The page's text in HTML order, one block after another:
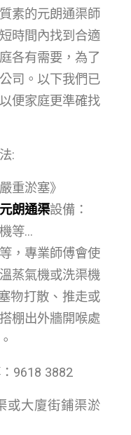
素的元朗通渠師
時間內找到合適
各有需要，為了
司。以下我們已
便家庭更準確找
:
重淤塞》
朗通渠設備：
等…
，專業師傅會使
蒸氣機或洗渠機
物打散、推走或
棚出外牆開喉處
9618 3882
或大廈街鋪渠淤